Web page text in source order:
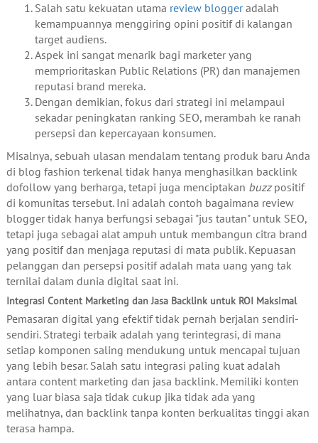
Salah satu kekuatan utama review bloggeradalah
kemampuannya menggiring opini positif di kalangan
target audiens.
Aspek ini sangat menarik bagi marketer yang
memprioritaskan Public Relations (PR) dan manajemen
reputasi brand mereka.
Dengan demikian, fokus dari strategi ini melampaui
sekadar peningkatan ranking SEO, merambah ke ranah
persepsi dan kepercayaan konsumen.
Misalnya, sebuah ulasan mendalam tentang produk baru Anda
di blog fashion terkenal tidak hanya menghasilkan backlink
dofollow yang berharga, tetapi juga menciptakan buzzpositif
di komunitas tersebut. Ini adalah contoh bagaimana review
blogger tidak hanya berfungsi sebagai "jus tautan" untuk SEO,
tetapi juga sebagai alat ampuh untuk membangun citra brand
yang positif dan menjaga reputasi di mata publik. Kepuasan
pelanggan dan persepsi positif adalah mata uang yang tak
ternilai dalam dunia digital saat ini.
Integrasi Content Marketing dan Jasa Backlink untuk ROI Maksimal
Pemasaran digital yang efektif tidak pernah berjalan sendiri-
sendiri. Strategi terbaik adalah yang terintegrasi, di mana
setiap komponen saling mendukung untuk mencapai tujuan
yang lebih besar. Salah satu integrasi paling kuat adalah
antara content marketing dan jasa backlink. Memiliki konten
yang luar biasa saja tidak cukup jika tidak ada yang
melihatnya, dan backlink tanpa konten berkualitas tinggi akan
terasa hampa.